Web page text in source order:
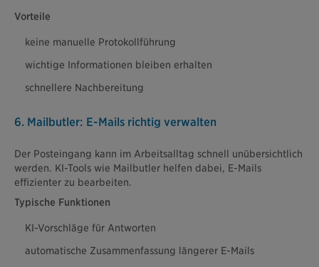
Vorteile
keine manuelle Protokollführung
wichtige Informationen bleiben erhalten
schnellere Nachbereitung
6. Mailbutler: E-Mails richtig verwalten
Der Posteingang kann im Arbeitsalltag schnell unübersichtlich
werden. KI-Tools wie Mailbutler helfen dabei, E-Mails
effizienter zu bearbeiten.
Typische Funktionen
KI-Vorschläge für Antworten
automatische Zusammenfassung längerer E-Mails